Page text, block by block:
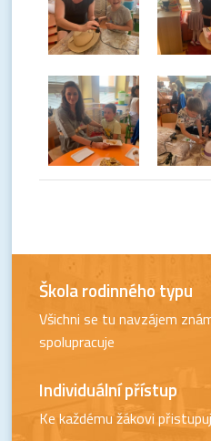
Škola rodinného typu
Všichni se tu navzájem
spolupracuje
Individuální přístup
Ke každému žákovi